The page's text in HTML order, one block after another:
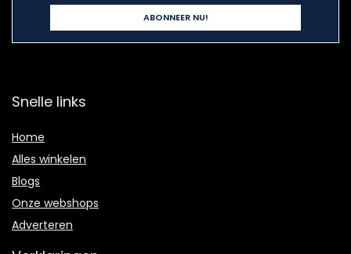
Snelle links
Home
Alles winkelen
Blogs
Onze webshops
Adverteren